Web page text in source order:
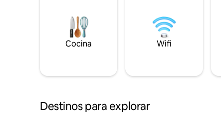
Cocina Wifi
Destinos para explorar